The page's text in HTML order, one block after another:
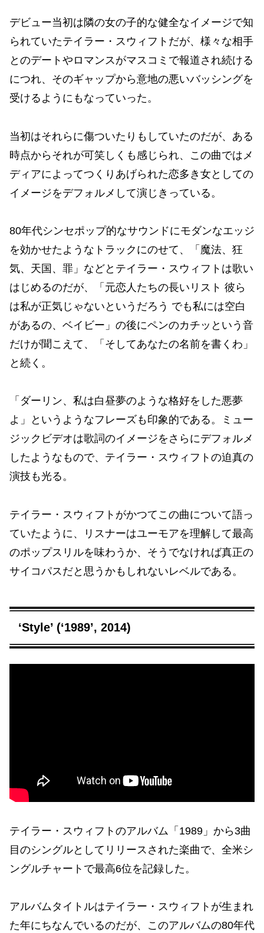
デビュー当初は隣の女の子的な健全なイメージで知
られていたテイラー・スウィフトだが、様々な相手
とのデートやロマンスがマスコミで報道され続ける
につれ、そのギャップから意地の悪いバッシングを
受けるようにもなっていった。
当初はそれらに傷ついたりもしていたのだが、ある
時点からそれが可笑しくも感じられ、この曲ではメ
ディアによってつくりあげられた恋多き女としての
イメージをデフォルメして演じきっている。
80年代シンセポップ的なサウンドにモダンなエッジ
を効かせたようなトラックにのせて、「魔法、狂
気、天国、罪」などとテイラー・スウィフトは歌い
はじめるのだが、「元恋人たちの長いリスト 彼ら
は私が正気じゃないというだろう でも私には空白
があるの、ベイビー」の後にペンのカチッという音
だけが聞こえて、「そしてあなたの名前を書くわ」
と続く。
「ダーリン、私は白昼夢のような格好をした悪夢
よ」というようなフレーズも印象的である。ミュー
ジックビデオは歌詞のイメージをさらにデフォルメ
したようなもので、テイラー・スウィフトの迫真の
演技も光る。
テイラー・スウィフトがかつてこの曲について語っ
ていたように、リスナーはユーモアを理解して最高
のポップスリルを味わうか、そうでなければ真正の
サイコパスだと思うかもしれないレベルである。
‘Style’ (‘1989’, 2014)
テイラー・スウィフトのアルバム「1989」から3曲
目のシングルとしてリリースされた楽曲で、全米シ
ングルチャートで最高6位を記録した。
アルバムタイトルはテイラー・スウィフトが生まれ
た年にちなんでいるのだが、このアルバムの80年代